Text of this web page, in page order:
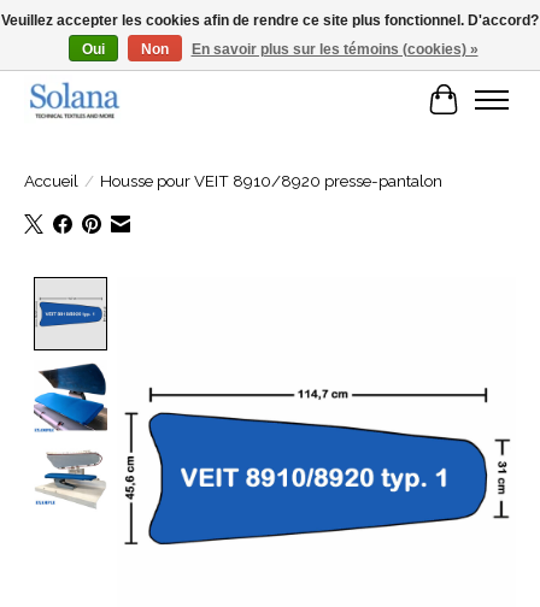
Site Web pour clients professionels
Panier
Accueil / Housse pour VEIT 8910/8920 presse-pantalon
Veuillez accepter les cookies afin de rendre ce site plus fonctionnel. D'accord?
Oui
Non En savoir plus sur les témoins (cookies) »